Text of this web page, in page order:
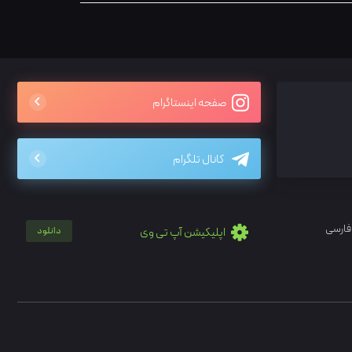
صفحه اینستاگرام
کانال تلگرام
اپلیکیشن آپ تی وی دانلود